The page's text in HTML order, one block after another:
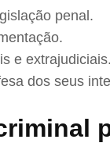
penal.
e extrajudiciais.
dos seus